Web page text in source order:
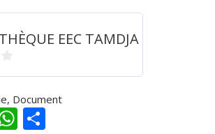
EEC TAMDJA
, Document
W